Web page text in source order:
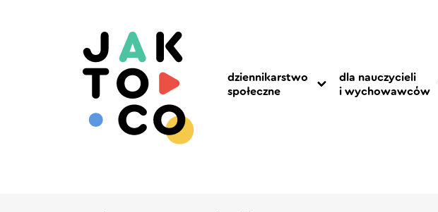
dziennikarstwo
społeczne
dla nauczycieli
i wychowawców